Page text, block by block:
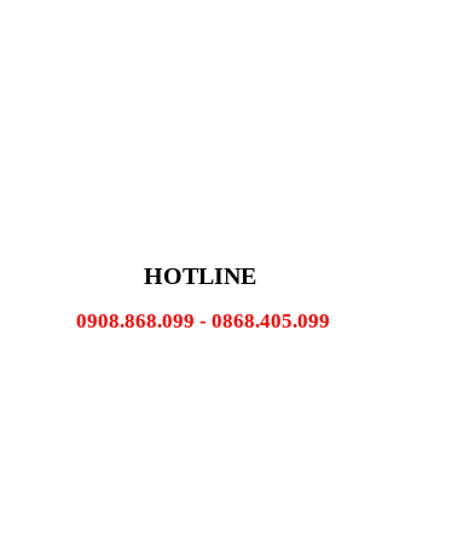
HOTLINE
0908.868.099 - 0868.405.099